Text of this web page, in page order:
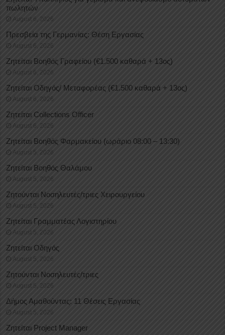
πωλητών
August 6, 2026
Πρεσβεία της Γερμανίας: Θέση Εργασίας
August 6, 2026
Ζητείται Βοηθός Γραφείου (€1.500 καθαρά + 13ος)
August 6, 2026
Ζητείται Οδηγός/ Μεταφορέας (€1.500 καθαρά + 13ος)
August 6, 2026
Ζητείται Collections Officer
August 6, 2026
Ζητείται Βοηθός Φαρμακείου (ωράριο 08:00 – 13:30)
August 5, 2026
Ζητείται Βοηθός Θαλάμου
August 5, 2026
Ζητούνται Νοσηλευτές/τριες Χειρουργείου
August 5, 2026
Ζητείται Γραμματέας Λογιστηρίου
August 5, 2026
Ζητείται Οδηγός
August 5, 2026
Ζητούνται Νοσηλευτές/τριες
August 5, 2026
Δήμος Αμαθούντας: 11 Θέσεις Εργασίας
August 5, 2026
Ζητείται Project Manager